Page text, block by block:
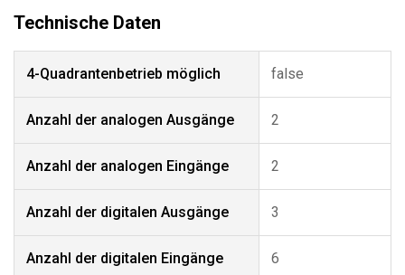
4-Quadrantenbetrieb möglich false
Anzahl der analogen Ausgänge 2
Anzahl der analogen Eingänge 2
Anzahl der digitalen Ausgänge 3
Anzahl der digitalen Eingänge 6